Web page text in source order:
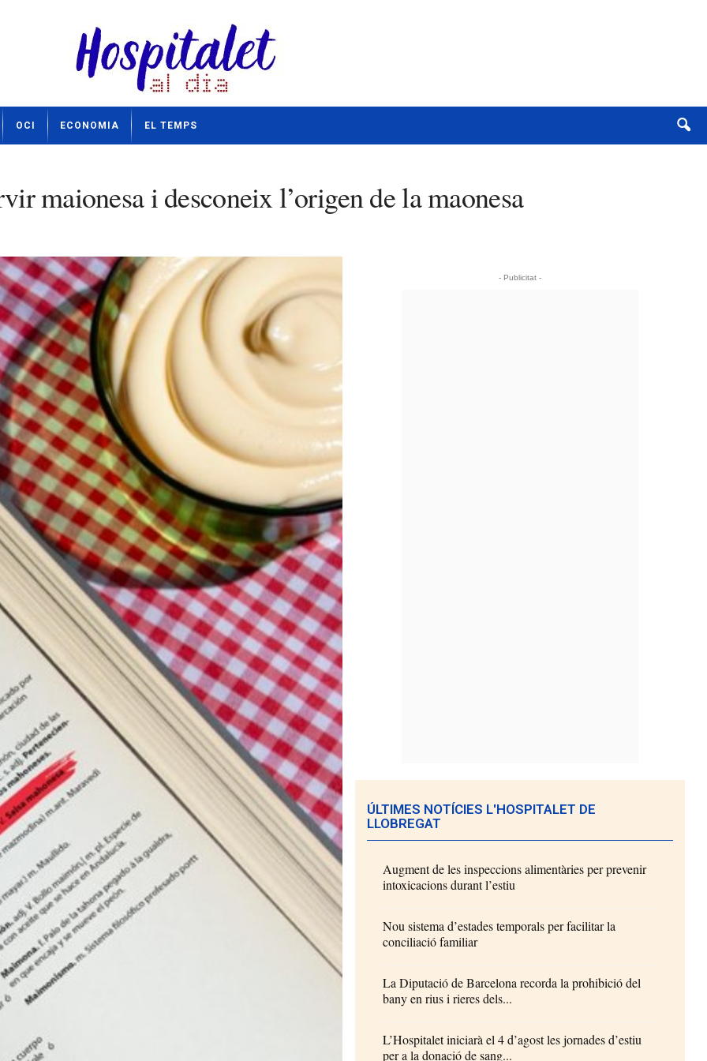
OCI ECONOMIA EL TEMPS
maionesa i desconeix l’origen de la maonesa
- Publicitat -
ÚLTIMES NOTÍCIES L'HOSPITALET DE
LLOBREGAT
Augment de les inspeccions alimentàries per prevenir
intoxicacions durant l’estiu
Nou sistema d’estades temporals per facilitar la
conciliació familiar
La Diputació de Barcelona recorda la prohibició del
bany en rius i rieres dels...
L’Hospitalet iniciarà el 4 d’agost les jornades d’estiu
per a la donació de sang...